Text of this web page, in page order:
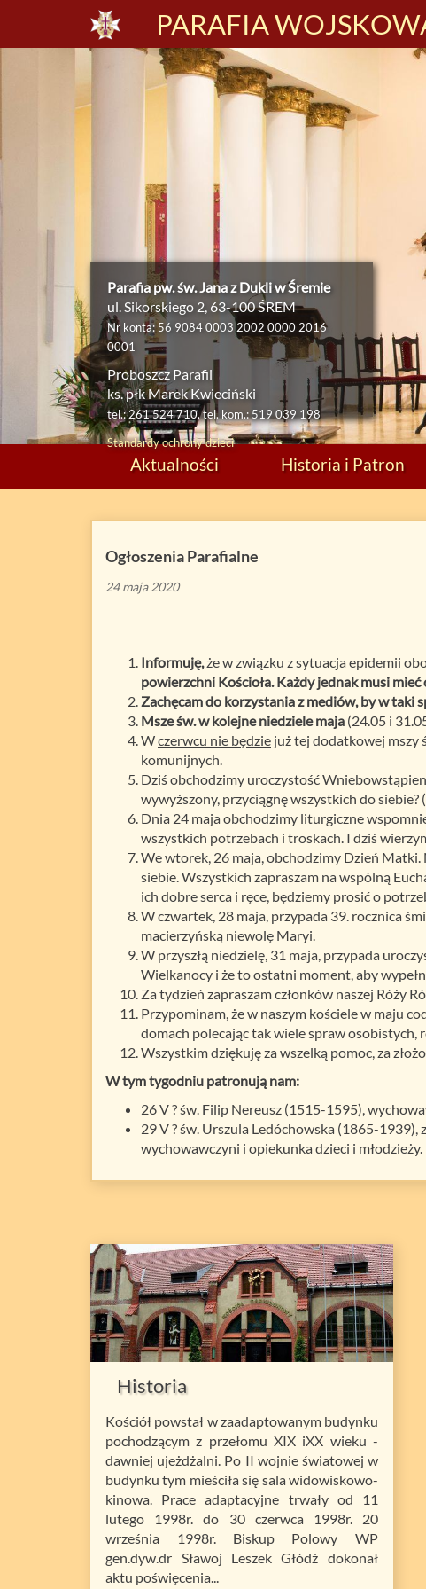
PARAFIA
Parafia pw. św. Jana z Dukli w Śremie
ul. Sikorskiego 2, 63-100 ŚREM
Nr konta: 56 9084 0003 2002 0000 2016
0001
Proboszcz Parafii
ks. płk Marek Kwieciński
tel.: 261 524 710, tel. kom.: 519 039 198
Standardy ochrony dzieci
Aktualności Historia i Patron
Ogłoszenia Parafialne
24 maja 2020
Informuję,że w związku z sytuacja epidemii
powierzchni Kościoła. Każdy jednak musi mieć
Zachęcam do korzystania z mediów, by w taki
Msze św. w kolejne niedziele maja (24.05 i
Wczerwcu nie będzie już tej dodatkowej mszy
komunijnych.
Dziś obchodzimy uroczystość
wywyższony, przyciągnę wszystkich do siebie?
Dnia 24 maja obchodzimy liturgiczne
wszystkich potrzebach i troskach. I dziś
We wtorek, 26 maja, obchodzimy Dzień Matki.
siebie. Wszystkich zapraszam na wspólną
ich dobre serca i ręce, będziemy prosić o
W czwartek, 28 maja, przypada 39. rocznica
macierzyńską niewolę Maryi.
W przyszłą niedzielę, 31 maja, przypada
Wielkanocy i że to ostatni moment, aby
Za tydzień zapraszam członków naszej Róży
Przypominam, że w naszym kościele w maju
domach polecając tak wiele spraw osobistych,
Wszystkim dziękuję za wszelką pomoc, za
W tym tygodniu patronują nam:
26 V ? św. Filip Nereusz (1515-1595),
29 V ? św. Urszula Ledóchowska (1865-1939),
wychowawczyni i opiekunka dzieci i młodzieży.
Historia
Kościół powstał w zaadaptowanym budynku
pochodzącym z przełomu XIX iXX wieku -
dawniej ujeżdżalni. Po II wojnie światowej w
budynku tym mieściła się sala widowiskowo-
kinowa. Prace adaptacyjne trwały od 11
lutego 1998r. do 30 czerwca 1998r. 20
września 1998r. Biskup Polowy WP
gen.dyw.dr Sławoj Leszek Głódź dokonał
aktu poświęcenia...